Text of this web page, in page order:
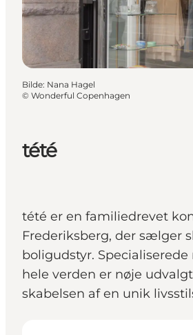
tété
tété er en familiedrevet
Frederiksberg, der sælger
boligudstyr.
hele verden er nøje
skabelsen af en unik
Bilde: Nana Hagel
© Wonderful Copenhagen